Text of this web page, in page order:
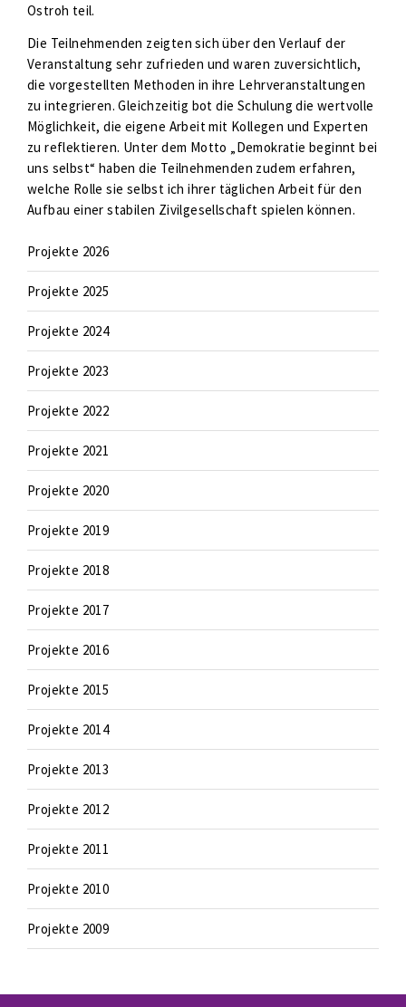
Ostroh teil.
Die Teilnehmenden zeigten sich über den Verlauf der
Veranstaltung sehr zufrieden und waren zuversichtlich,
die vorgestellten Methoden in ihre Lehrveranstaltungen
zu integrieren. Gleichzeitig bot die Schulung die wertvolle
Möglichkeit, die eigene Arbeit mit Kollegen und Experten
zu reflektieren. Unter dem Motto „Demokratie beginnt bei
uns selbst“ haben die Teilnehmenden zudem erfahren,
welche Rolle sie selbst ich ihrer täglichen Arbeit für den
Aufbau einer stabilen Zivilgesellschaft spielen können.
Projekte 2026
Projekte 2025
Projekte 2024
Projekte 2023
Projekte 2022
Projekte 2021
Projekte 2020
Projekte 2019
Projekte 2018
Projekte 2017
Projekte 2016
Projekte 2015
Projekte 2014
Projekte 2013
Projekte 2012
Projekte 2011
Projekte 2010
Projekte 2009